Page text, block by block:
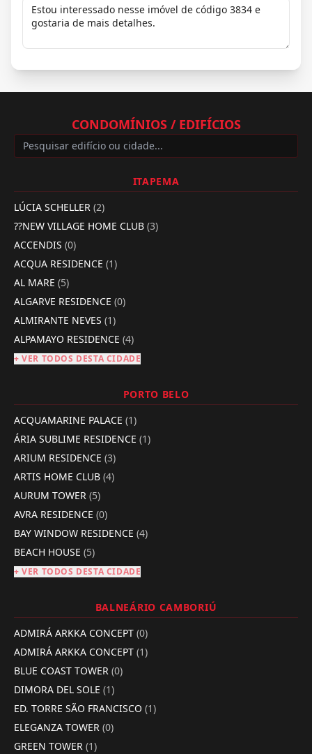
CONDOMÍNIOS / EDIFÍCIOS
ITAPEMA
LÚCIA SCHELLER (2)
??NEW VILLAGE HOME CLUB (3)
ACCENDIS (0)
ACQUA RESIDENCE (1)
AL MARE (5)
ALGARVE RESIDENCE (0)
ALMIRANTE NEVES (1)
ALPAMAYO RESIDENCE (4)
+ VER TODOS DESTA CIDADE
PORTO BELO
ACQUAMARINE PALACE (1)
ÁRIA SUBLIME RESIDENCE (1)
ARIUM RESIDENCE (3)
ARTIS HOME CLUB (4)
AURUM TOWER (5)
AVRA RESIDENCE (0)
BAY WINDOW RESIDENCE (4)
BEACH HOUSE (5)
+ VER TODOS DESTA CIDADE
BALNEÁRIO CAMBORIÚ
ADMIRÁ ARKKA CONCEPT (0)
ADMIRÁ ARKKA CONCEPT (1)
BLUE COAST TOWER (0)
DIMORA DEL SOLE (1)
ED. TORRE SÃO FRANCISCO (1)
ELEGANZA TOWER (0)
GREEN TOWER (1)